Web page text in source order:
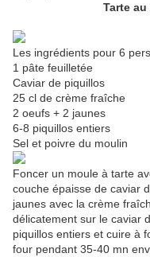
Tarte
Les ingrédients pour 6
1 pâte feuilletée
Caviar de piquillos
25 cl de crème fraîche
2 oeufs + 2 jaunes
6-8 piquillos entiers
Sel et poivre du moulin
Foncer un moule à tarte
couche épaisse de caviar
jaunes avec la crème
délicatement sur le caviar
piquillos entiers et cuire à
four pendant 35-40 mn